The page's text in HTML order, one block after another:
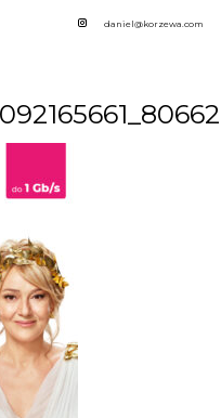
daniel@korzewa.com